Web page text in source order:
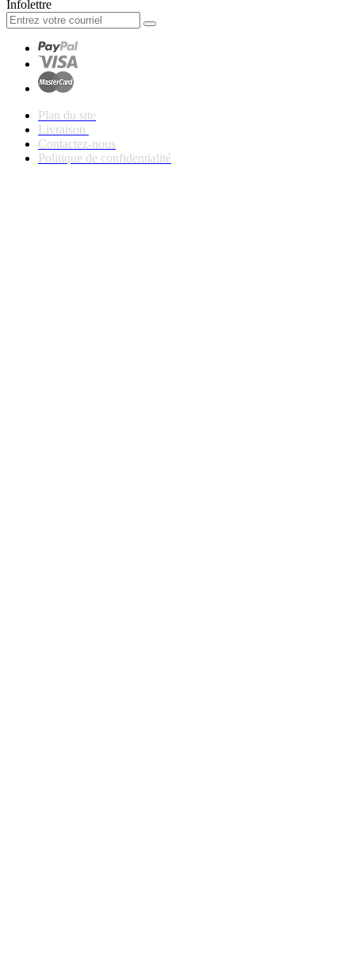
Infolettre
Plan du site
Livraison
Contactez-nous
Politique de confidentialité